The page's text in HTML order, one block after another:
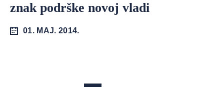
znak podrške novoj vladi
01. MAJ. 2014.